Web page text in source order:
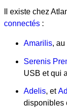
Il existe chez
connectés :
Amarilis,
Serenis
USB et qui
Adelis, et
disponibles